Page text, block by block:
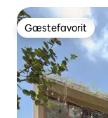
Gæstefavorit
Gæstefavorit